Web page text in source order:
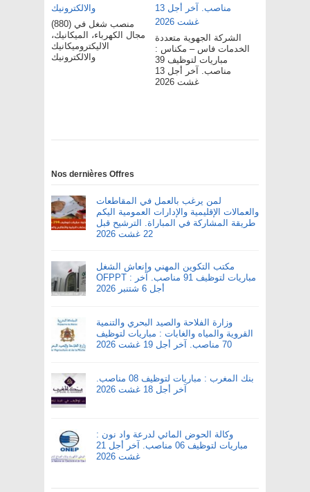
(880) منصب شغل في
مجال الكهرباء، الميكانيك،
الاليكتروميكانيك
والالكترونيك
الشركة الجهوية متعددة
الخدمات فاس – مکناس :
مباريات لتوظيف 39
مناصب. آخر أجل 13
غشت 2026
Nos dernières Offres
لمن يرغب بالعمل في المقاطعات
والعمالات الإقليمية والإدارات العمومية اليكم
طريقة المشاركة في المباراة. الترشيح قبل
22 غشت 2026
مكتب التكوين المهني وإنعاش الشغل
OFPPT : مباريات لتوظيف 91 مناصب. آخر
أجل 6 شتنبر 2026
وزارة الفلاحة والصيد البحري والتنمية
القروية والمياه والغابات : مباريات لتوظيف
70 مناصب. آخر أجل 19 غشت 2026
بنك المغرب : مباريات لتوظيف 08 مناصب.
آخر أجل 18 غشت 2026
وكالة الحوض المائي لدرعة واد نون :
مباريات لتوظيف 06 مناصب. آخر أجل 21
غشت 2026